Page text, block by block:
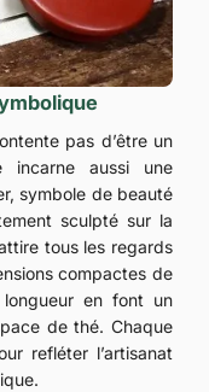
pas d’être un
incarne aussi une
symbole de beauté
sculpté sur la
tous les regards
compactes de
en font un
de thé. Chaque
refléter l’artisanat